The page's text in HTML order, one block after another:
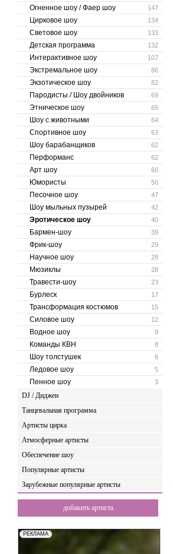
147
Огненное шоу / Фаер шоу
134
Цирковое шоу
133
Световое шоу
132
Детская программа
107
Интерактивное шоу
86
Экстремальное шоу
82
Экзотическое шоу
69
Пародисты / Шоу двойников
65
Этническое шоу
64
Шоу с животными
63
Спортивное шоу
62
Шоу барабанщиков
62
Перформанс
60
Арт шоу
50
Юмористы
47
Песочное шоу
42
Шоу мыльных пузырей
40
Эротическое шоу
39
Бармен-шоу
29
Фрик-шоу
28
Научное шоу
28
Мюзиклы
23
Травести-шоу
17
Бурлеск
15
Трансформация костюмов
12
Силовое шоу
9
Водное шоу
8
Команды КВН
6
Шоу толстушек
5
Ледовое шоу
3
Пенное шоу
DJ / Диджеи
Танцевальная программа
Артисты цирка
Атмосферные артисты
Обеспечение шоу
Популярные артисты
Зарубежные популярные артисты
добавить артиста